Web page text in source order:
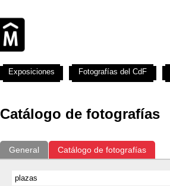
Catálogo de fotografías
General Catálogo de fotografías
Exposiciones Fotografías del CdF